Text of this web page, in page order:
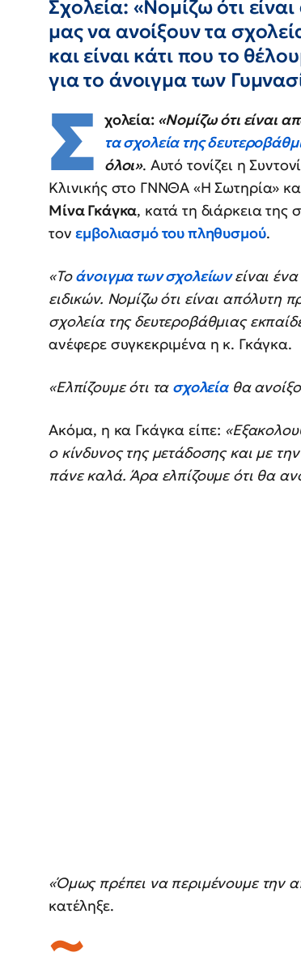
Σχολεία: «Νομίζω ότι
μας να ανοίξουν τα
και είναι κάτι που το
για το άνοιγμα των
Σ χολεία:«Νομίζω ότι είναι
τα σχολεία της
όλοι». Αυτό τονίζει η
Κλινικής στο ΓΝΝΘΑ «Η Σωτηρία»
Μίνα Γκάγκα, κατά τη διάρκεια της
τονεμβολιασμό του πληθυσμού.
«Τοάνοιγμα των σχολείων είναι
ειδικών. Νομίζω ότι είναι απόλυτη
σχολεία της δευτεροβάθμιας
ανέφερε συγκεκριμένα η κ. Γκάγκα.
«Ελπίζουμε ότι τα σχολείαθα
Ακόμα, η κα Γκάγκα είπε:
ο κίνδυνος της μετάδοσης και με
πάνε καλά. Άρα ελπίζουμε ότι θα
«Όμως πρέπει να περιμένουμε την
κατέληξε.